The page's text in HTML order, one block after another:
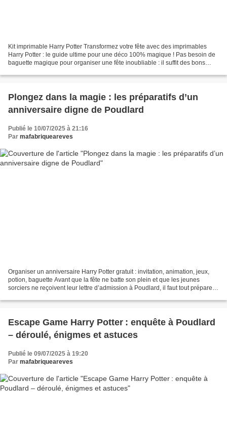
Kit imprimable Harry Potter Transformez votre fête avec des imprimables
Harry Potter : le guide ultime pour une déco 100% magique ! Pas besoin de
baguette magique pour organiser une fête inoubliable : il suffit des bons
Plongez dans la magie : les préparatifs d’un
anniversaire digne de Poudlard
Publié le 10/07/2025 à 21:16
Par mafabriqueareves
Organiser un anniversaire Harry Potter gratuit : invitation, animation, jeux,
potion, baguette Avant que la fête ne batte son plein et que les jeunes
sorciers ne reçoivent leur lettre d’admission à Poudlard, il faut tout préparer
Escape Game Harry Potter : enquête à Poudlard
– déroulé, énigmes et astuces
Publié le 09/07/2025 à 19:20
Par mafabriqueareves